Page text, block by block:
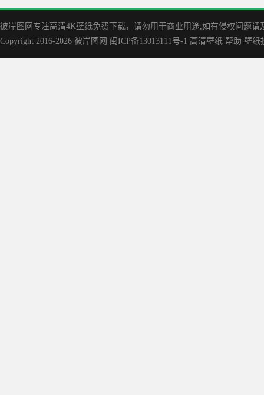
彼岸图网专注高清4K壁纸免费下载，请勿用于商业用途,如有侵权问题
Copyright 2016-2026 彼岸图网 闽ICP备13013111号-1 高清壁纸 帮助 壁纸